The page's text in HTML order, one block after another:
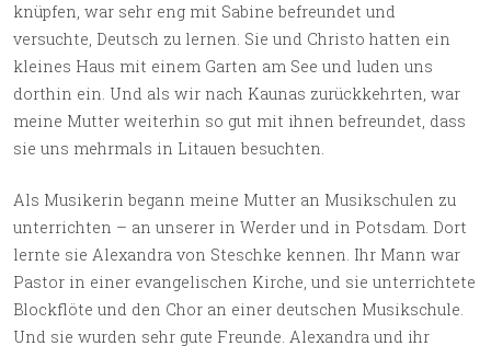
knüpfen, war sehr eng mit Sabine befreundet und
versuchte, Deutsch zu lernen. Sie und Christo hatten ein
kleines Haus mit einem Garten am See und luden uns
dorthin ein. Und als wir nach Kaunas zurückkehrten, war
meine Mutter weiterhin so gut mit ihnen befreundet, dass
sie uns mehrmals in Litauen besuchten.
Als Musikerin begann meine Mutter an Musikschulen zu
unterrichten – an unserer in Werder und in Potsdam. Dort
lernte sie Alexandra von Steschke kennen. Ihr Mann war
Pastor in einer evangelischen Kirche, und sie unterrichtete
Blockflöte und den Chor an einer deutschen Musikschule.
Und sie wurden sehr gute Freunde. Alexandra und ihr